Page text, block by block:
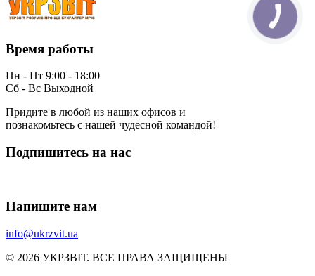
Время работы
Пн - Пт 9:00 - 18:00
Сб - Вс Выходной
Придите в любой из наших офисов и
познакомьтесь с нашей чудесной командой!
Подпишитесь на нас
Напишите нам
info@ukrzvit.ua
© 2026 УКРЗВІТ. ВСЕ ПРАВА ЗАЩИЩЕНЫ